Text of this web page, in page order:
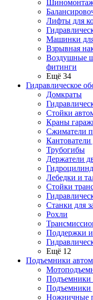
Лифты для
Машинки для
Взрывная
Воздушные
фитинги
Ещё 34
Гидравлическое
Домкраты
Стойки
Краны
Сжиматели
Кантователи
Трубогибы
Держатели
Лебедки и
Стойки
Cтанки для
Рохли
Поддержки и
Ещё 12
Подъемники
Подъемники
Подъемники
Ножничные